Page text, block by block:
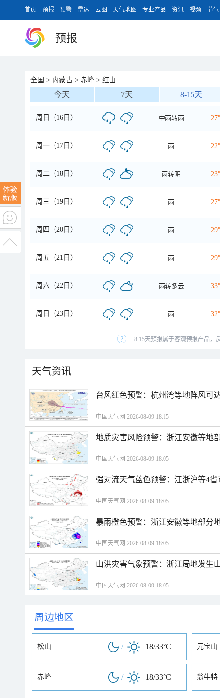
首页 预报 预警 雷达 云图 天气地图 专业产品 资讯 视频 节气
预报
全国 > 内蒙古 > 赤峰 > 红山
今天 7天 8-15天
周日（16日） 中雨转雨
周一（17日） 雨
周二（18日） 雨转阴
周三（19日） 雨
周四（20日） 雨
周五（21日） 雨
周六（22日） 雨转多云
周日（23日） 雨
8-15天预报属于客观预报产品，
天气资讯
台风红色预警：杭州湾等地阵风可
中国天气网 2026-08-09 18:15
地质灾害风险预警：浙江安徽等地
中国天气网 2026-08-09 18:05
强对流天气蓝色预警：江浙沪等4
中国天气网 2026-08-09 18:05
暴雨橙色预警：浙江安徽等地部分
中国天气网 2026-08-09 18:05
山洪灾害气象预警：浙江局地发生
中国天气网 2026-08-09 18:05
周边地区
松山 / 18/33°C 元宝山
赤峰 / 18/33°C 翁牛特